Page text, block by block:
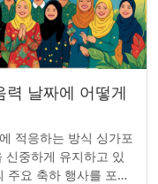
날짜에 어떻게
적응하는 방식 싱가포
중하게 유지하고 있
주요 축하 행사를 포함